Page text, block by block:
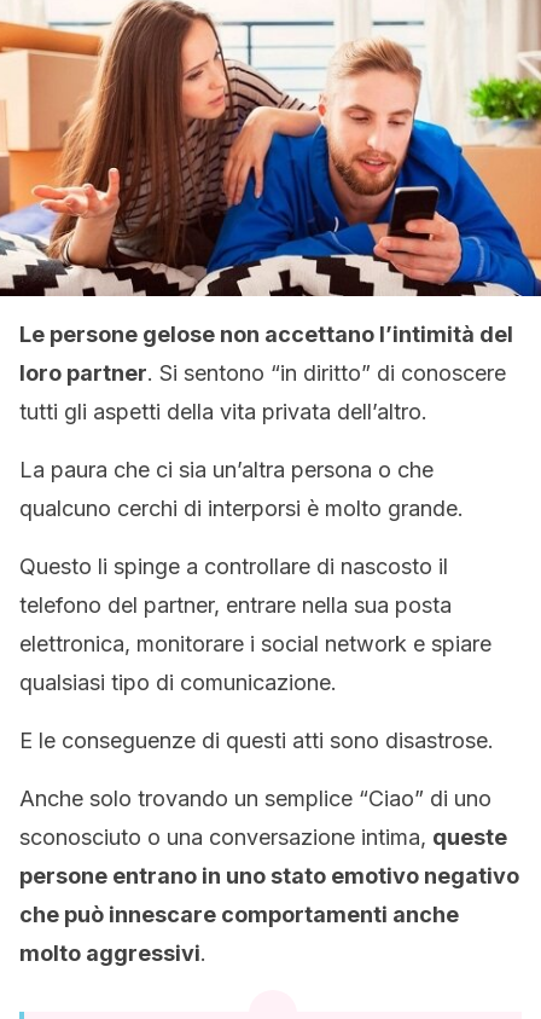
Le persone gelose non accettano l’intimità del
loro partner. Si sentono “in diritto” di conoscere
tutti gli aspetti della vita privata dell’altro.
La paura che ci sia un’altra persona o che
qualcuno cerchi di interporsi è molto grande.
Questo li spinge a controllare di nascosto il
telefono del partner, entrare nella sua posta
elettronica, monitorare i social network e spiare
qualsiasi tipo di comunicazione.
E le conseguenze di questi atti sono disastrose.
Anche solo trovando un semplice “Ciao” di uno
sconosciuto o una conversazione intima, queste
persone entrano in uno stato emotivo negativo
che può innescare comportamenti anche
molto aggressivi.